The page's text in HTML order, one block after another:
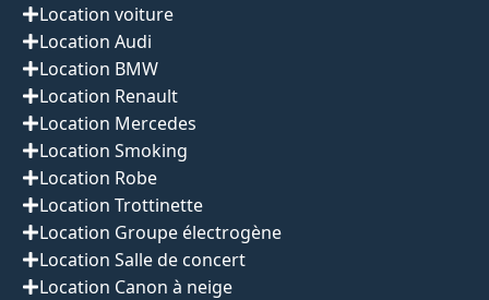
Location voiture
Location Audi
Location BMW
Location Renault
Location Mercedes
Location Smoking
Location Robe
Location Trottinette
Location Groupe électrogène
Location Salle de concert
Location Canon à neige